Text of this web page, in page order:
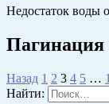
Недостаток воды
Пагинация
Назад 1 2 3 4 5 …
Найти: